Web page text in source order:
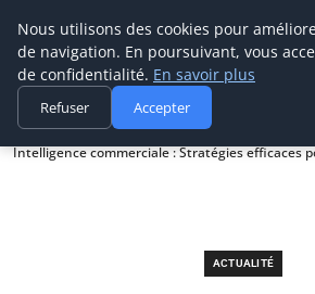
Prospection Pro
Accueil
Actualité
Intelligence commerciale : Stratégies efficaces
ACTUALITÉ
Nous utilisons des cookies pour
de navigation. En poursuivant, vous
de confidentialité. En savoir plus
Refuser Accepter